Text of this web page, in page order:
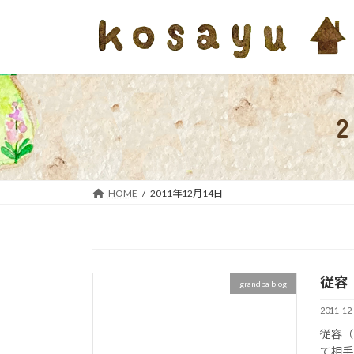
ツ
へ
ス
キ
ッ
プ
シ
ョ
ン
に
移
動
HOME 2011年12月14日
grandpa blog 従容
2011-
従容
て相